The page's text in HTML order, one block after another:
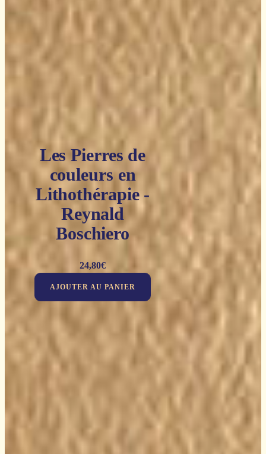
Les Pierres de
couleurs en
Lithothérapie -
Reynald
Boschiero
24,80€
AJOUTER AU PANIER